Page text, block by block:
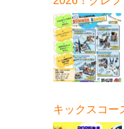
キックスコー